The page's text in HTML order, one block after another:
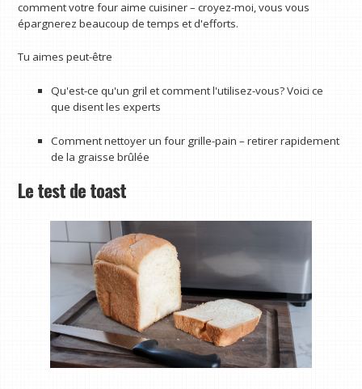
comment votre four aime cuisiner – croyez-moi, vous vous
épargnerez beaucoup de temps et d'efforts.
Tu aimes peut-être
Qu'est-ce qu'un gril et comment l'utilisez-vous? Voici ce
que disent les experts
Comment nettoyer un four grille-pain – retirer rapidement
de la graisse brûlée
Le test de toast